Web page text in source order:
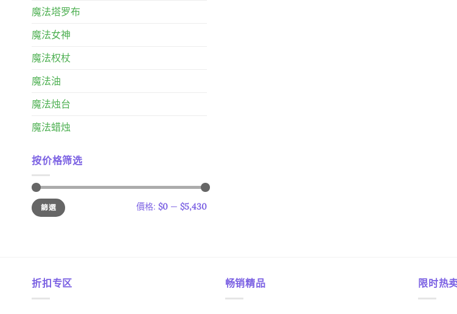
魔法塔罗布
魔法女神
魔法权杖
魔法油
魔法烛台
魔法蜡烛
按价格筛选
最
低
價
最
高
價
篩選 價格: $0— $5,430
折扣专区 畅销精品 限时热